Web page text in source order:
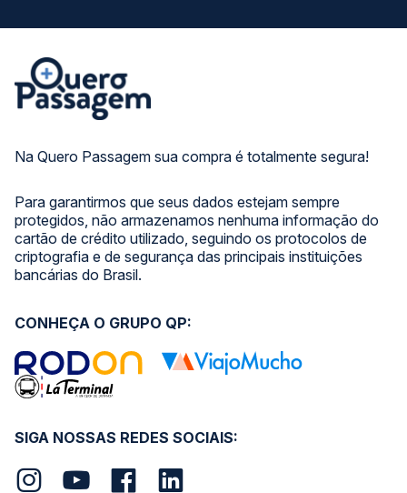
Na Quero Passagem sua compra é totalmente segura!
Para garantirmos que seus dados estejam sempre
protegidos, não armazenamos nenhuma informação do
cartão de crédito utilizado, seguindo os protocolos de
criptografia e de segurança das principais instituições
bancárias do Brasil.
SIGA NOSSAS REDES SOCIAIS:
CONHEÇA O GRUPO QP: